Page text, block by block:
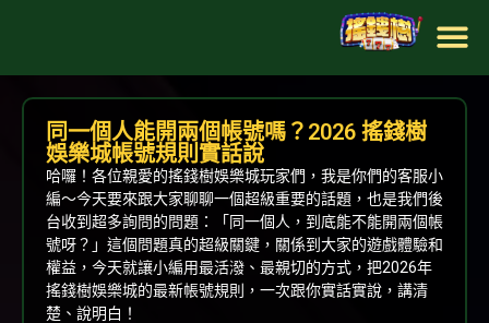
同一個人能開兩個帳號嗎？2026 搖錢樹
娛樂城帳號規則實話說
哈囉！各位親愛的搖錢樹娛樂城玩家們，我是你們的客服小
編～今天要來跟大家聊聊一個超級重要的話題，也是我們後
台收到超多詢問的問題：「同一個人，到底能不能開兩個帳
號呀？」這個問題真的超級關鍵，關係到大家的遊戲體驗和
權益，今天就讓小編用最活潑、最親切的方式，把2026年
搖錢樹娛樂城的最新帳號規則，一次跟你實話實說，講清
楚、說明白！